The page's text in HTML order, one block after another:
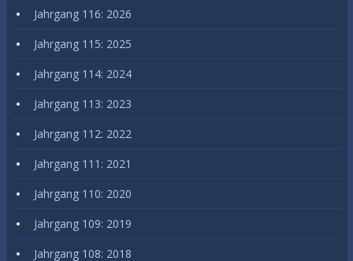
Jahrgang 116: 2026
Jahrgang 115: 2025
Jahrgang 114: 2024
Jahrgang 113: 2023
Jahrgang 112: 2022
Jahrgang 111: 2021
Jahrgang 110: 2020
Jahrgang 109: 2019
Jahrgang 108: 2018